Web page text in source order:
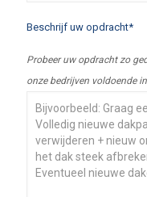
Beschrijf uw opdracht*
Probeer uw opdracht zo
onze bedrijven voldoende